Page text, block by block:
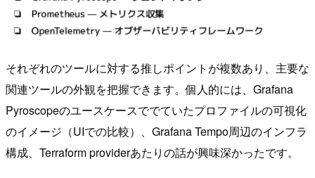
それぞれのツールに対する推しポイントが複数あり、主要な
関連ツールの外観を把握できます。個人的には、Grafana
Pyroscopeのユースケースででていたプロファイルの可視化
のイメージ（UIでの比較）、Grafana Tempo周辺のインフラ
構成、Terraform providerあたりの話が興味深かったです。